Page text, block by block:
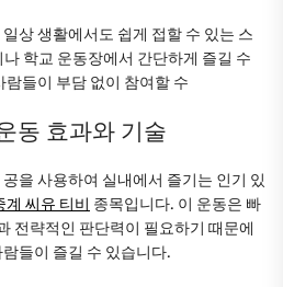
상 생활에서도 쉽게 접할 수 있는 스
학교 운동장에서 간단하게 즐길 수
람들이 부담 없이 참여할 수
동 효과와 기술
을 사용하여 실내에서 즐기는 인기 있
계 씨유 티비 종목입니다. 이 운동은 빠
전략적인 판단력이 필요하기 때문에
들이 즐길 수 있습니다.